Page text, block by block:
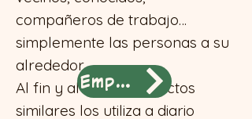
compañeros de trabajo…
simplemente las personas a su
alrededor.
Al fin y al cabo, productos
similares los utiliza a diario
Empezar